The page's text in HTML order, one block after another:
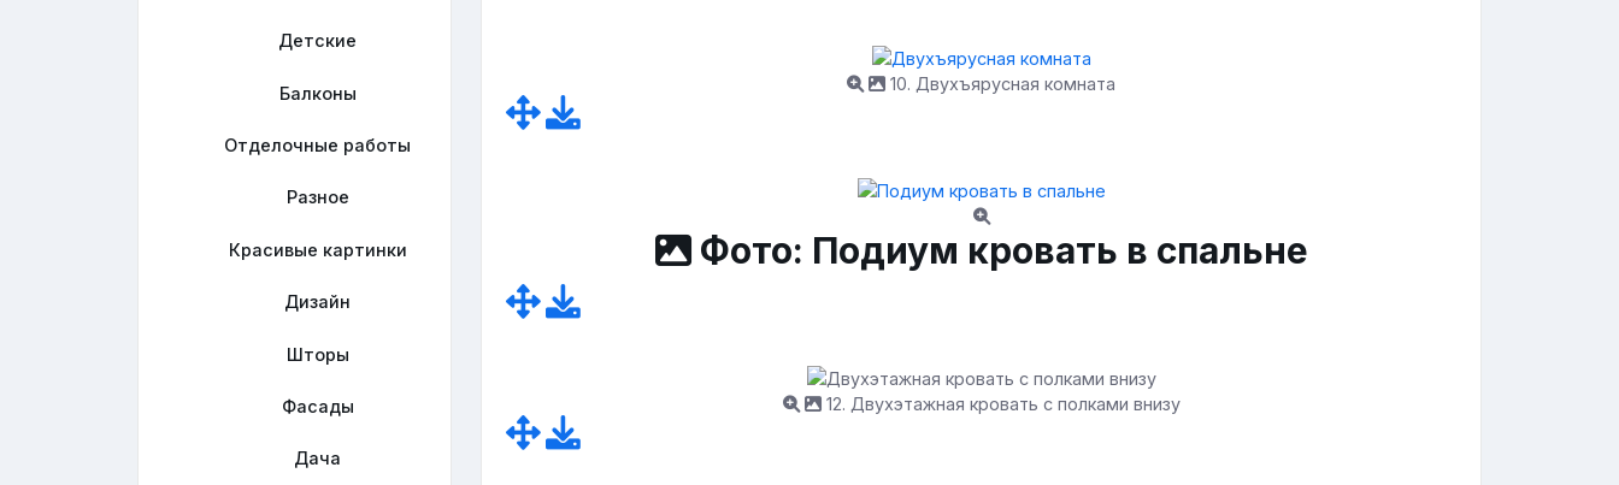
Детские
Балконы
Отделочные работы
Разное
Красивые картинки
Дизайн
Шторы
Фасады
Дача
10. Двухъярусная комната
Фото: Подиум кровать в спальне
12. Двухэтажная кровать с полками внизу